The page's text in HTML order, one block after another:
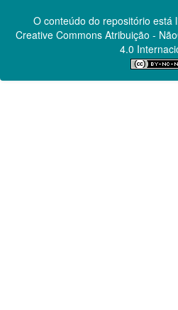
O conteúdo do repositório está
Creative CommonsAtribuição -
4.0